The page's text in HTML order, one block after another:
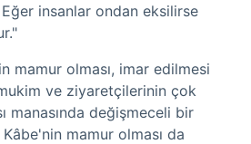
insanlar ondan eksilirse
mamur olması, imar edilmesi
ve ziyaretçilerinin çok
manasında değişmeceli bir
mamur olması da